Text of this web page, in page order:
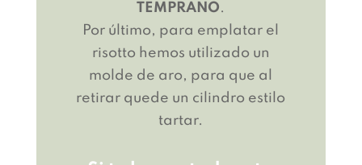
TEMPRANO.
Por último, para emplatar el
risotto hemos utilizado un
molde de aro, para que al
retirar quede un cilindro estilo
tartar.